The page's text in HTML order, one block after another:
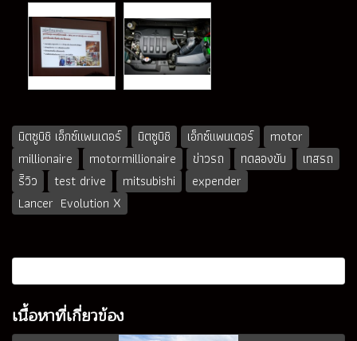
มิตซูบิชิ เอ็กซ์แพนเดอร์ มิตซูบิชิ เอ็กซ์แพนเดอร์
motor
millionaire
motormillionaire ข่าวรถ ทดลองขับ
เทสรถ
รีิวิว
test drive mitsubishi
expender
Lancer Evolution X
เนื้อหาที่เกี่ยวข้อง